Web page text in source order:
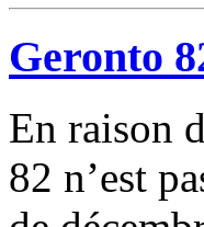
Geronto
En raison
82 n’est